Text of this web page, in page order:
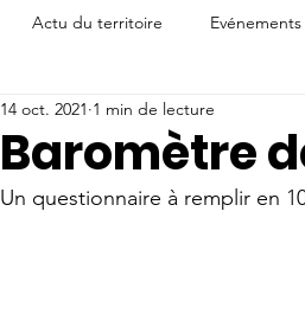
Actu du territoire Evénements
Baromètre
14 oct. 2021 1 min de lecture
Un questionnaire à remplir en